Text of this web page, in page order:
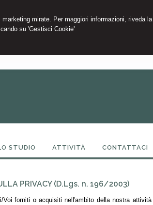
mirate. Per maggiori informazioni, riveda la
su 'Gestisci Cookie'
STUDIO ATTIVITÀ CONTATTACI
PRIVACY (D.Lgs. n. 196/2003)
Voi forniti o acquisiti nell'ambito della nostra